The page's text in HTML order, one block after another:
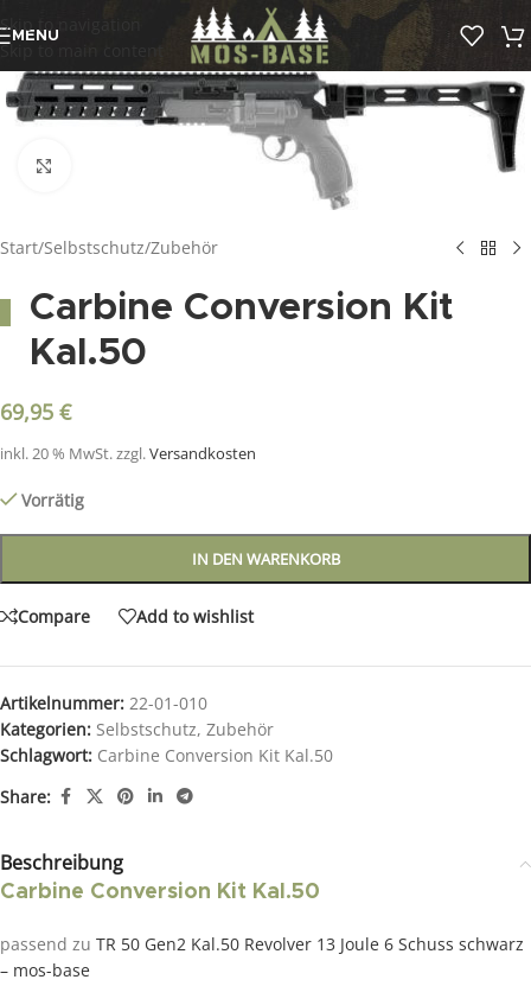
Skip to navigation
Skip to main content
MENU
Start/Selbstschutz/Zubehör
Carbine Conversion Kit
Kal.50
69,95 €
inkl. 20 % MwSt.zzgl.Versandkosten
Vorrätig
IN DEN WARENKORB
Compare Add to wishlist
Artikelnummer: 22-01-010
Kategorien: Selbstschutz, Zubehör
Schlagwort: Carbine Conversion Kit Kal.50
Share:
Beschreibung
Carbine Conversion Kit Kal.50
passend zu TR 50 Gen2 Kal.50 Revolver 13 Joule 6 Schuss schwarz
– mos-base